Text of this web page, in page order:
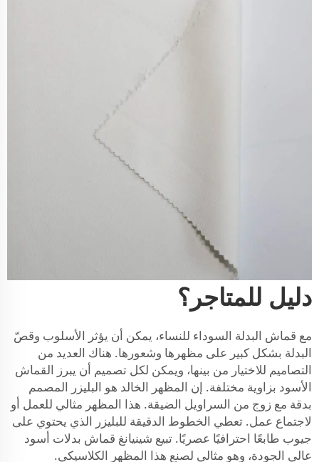
دليل للمتاجر؟
مع قماش البدلة السوداء للنساء، يمكن أن يؤثر الأسلوب وقصّ
البدلة بشكل كبير على مظهرها وشعورها. هناك العديد من
التصاميم للاختيار من بينها، ويمكن لكل تصميم أن يبرز القماش
الأسود بزاوية مختلفة. إن المظهر الخالد هو البليزر المصمم
بدقة مع زوج من السراويل الضيقة. هذا المظهر مثالي للعمل أو
لاجتماع عمل. تعطي الخطوط الدقيقة للبليزر الذي يحتوي على
جيوب طابعًا احترافيًا عصريًا. تبيع شينيانغ قماش بدلات أسود
عالي الجودة، وهو مثالي لصنع هذا المظهر الكلاسيكي.